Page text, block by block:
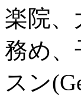
楽院、
務め
スン